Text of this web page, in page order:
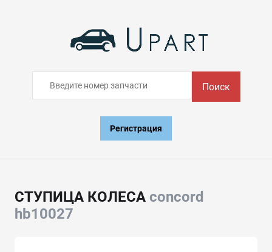
Поиск
Регистрация
СТУПИЦА КОЛЕСА concord
hb10027